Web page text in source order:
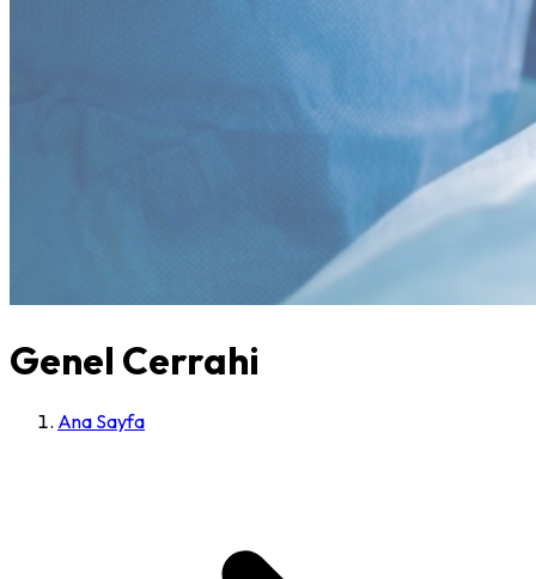
Genel Cerrahi
Ana Sayfa